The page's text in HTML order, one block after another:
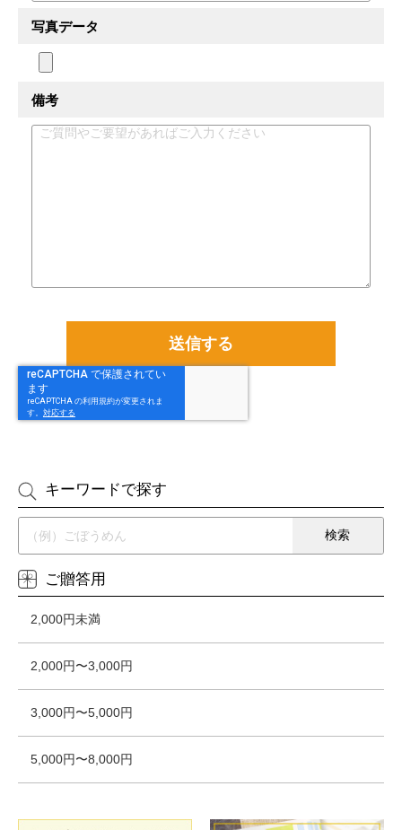
写真データ
備考
キーワードで探す
ご贈答用
2,000円未満
2,000円〜3,000円
3,000円〜5,000円
5,000円〜8,000円